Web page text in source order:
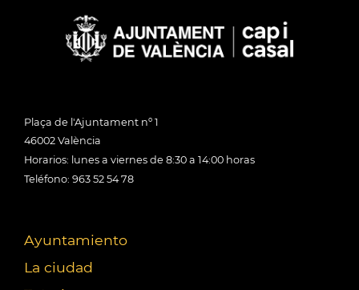
Plaça de l'Ajuntament nº 1
46002 València
Horarios: lunes a viernes de 8:30 a 14:00 horas
Teléfono: 963 52 54 78
Ayuntamiento
La ciudad